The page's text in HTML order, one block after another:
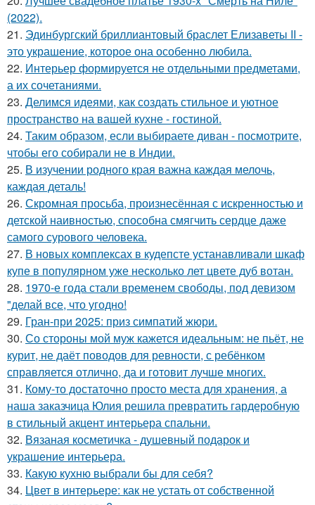
(2022).
21. Эдинбургский бриллиантовый браслет Елизаветы II -
это украшение, которое она особенно любила.
22. Интерьер формируется не отдельными предметами,
а их сочетаниями.
23. Делимся идеями, как создать стильное и уютное
пространство на вашей кухне - гостиной.
24. Таким образом, если выбираете диван - посмотрите,
чтобы его собирали не в Индии.
25. В изучении родного края важна каждая мелочь,
каждая деталь!
26. Скромная просьба, произнесённая с искренностью и
детской наивностью, способна смягчить сердце даже
самого сурового человека.
27. В новых комплексах в кудепсте устанавливали шкаф
купе в популярном уже несколько лет цвете дуб вотан.
28. 1970-е года стали временем свободы, под девизом
"делай все, что угодно!
29. Гран-при 2025: приз симпатий жюри.
30. Со стороны мой муж кажется идеальным: не пьёт, не
курит, не даёт поводов для ревности, с ребёнком
справляется отлично, да и готовит лучше многих.
31. Кому-то достаточно просто места для хранения, а
наша заказчица Юлия решила превратить гардеробную
в стильный акцент интерьера спальни.
32. Вязаная косметичка - душевный подарок и
украшение интерьера.
33. Какую кухню выбрали бы для себя?
34. Цвет в интерьере: как не устать от собственной